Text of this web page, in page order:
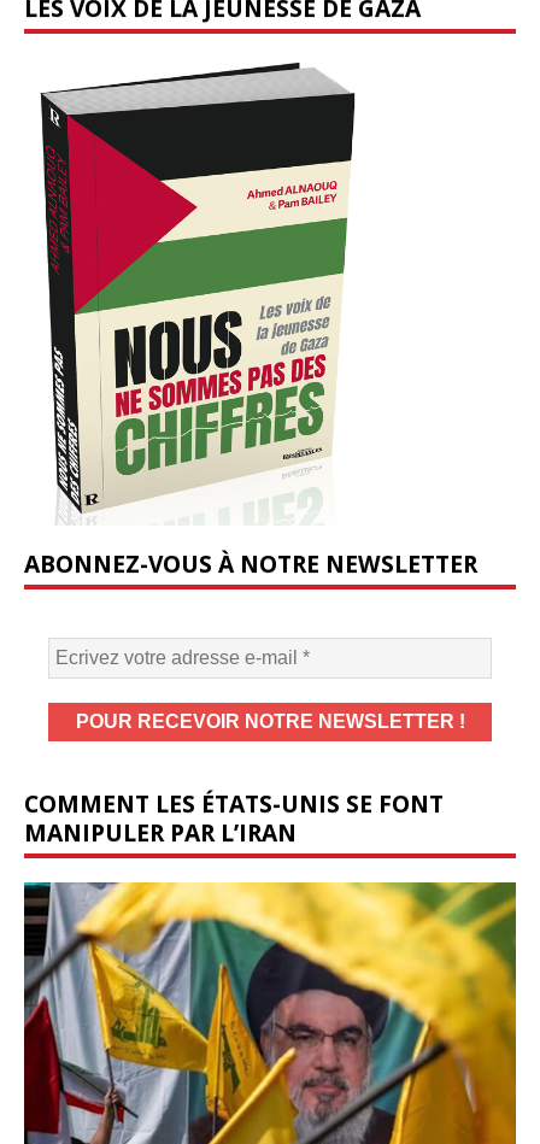
LES VOIX DE LA JEUNESSE DE GAZA
ABONNEZ-VOUS À NOTRE NEWSLETTER
COMMENT LES ÉTATS-UNIS SE FONT
MANIPULER PAR L’IRAN